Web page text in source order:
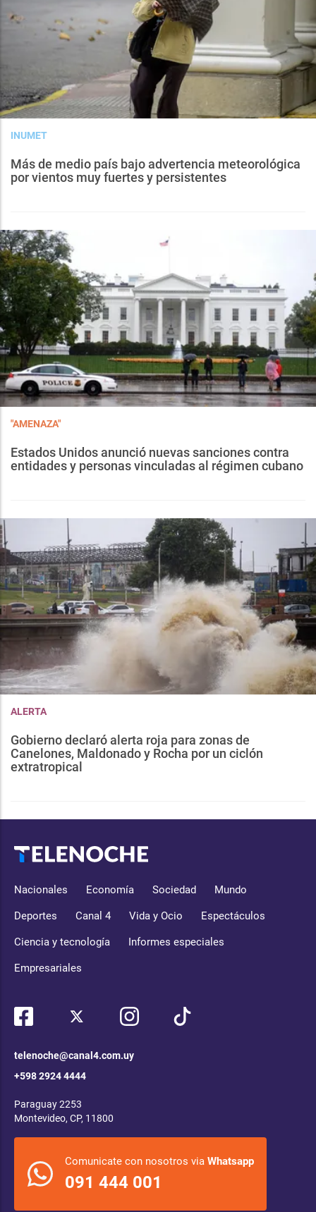
INUMET
Más de medio país bajo advertencia meteorológica
por vientos muy fuertes y persistentes
"AMENAZA"
Estados Unidos anunció nuevas sanciones contra
entidades y personas vinculadas al régimen cubano
ALERTA
Gobierno declaró alerta roja para zonas de
Canelones, Maldonado y Rocha por un ciclón
extratropical
Nacionales Economía Sociedad Mundo
Deportes Canal 4 Vida y Ocio Espectáculos
Ciencia y tecnología Informes especiales
Empresariales
telenoche@canal4.com.uy
+598 2924 4444
Paraguay 2253
Montevideo, CP, 11800
Comunicate con nosotros via Whatsapp
091 444 001